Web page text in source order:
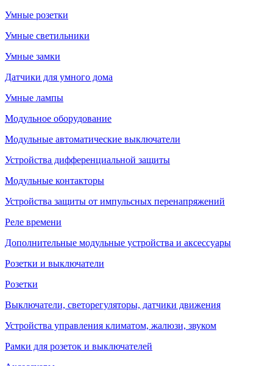
Умные розетки
Умные светильники
Умные замки
Датчики для умного дома
Умные лампы
Модульное оборудование
Модульные автоматические выключатели
Устройства дифференциальной защиты
Модульные контакторы
Устройства защиты от импульсных перенапряжений
Реле времени
Дополнительные модульные устройства и аксессуары
Розетки и выключатели
Розетки
Выключатели, светорегуляторы, датчики движения
Устройства управления климатом, жалюзи, звуком
Рамки для розеток и выключателей